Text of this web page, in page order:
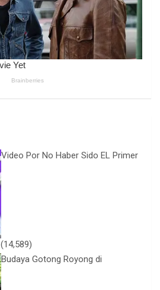
Video Por No Haber Sido EL Primer
(14,589)
Budaya Gotong Royong di